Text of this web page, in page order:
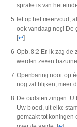
sprake is van het
let op het meervoud,
ook vandaag nog! De
[↩]
Opb. 8:2 En ik zag de
werden zeven
Openbaring nooit op
nog zal blijken, meer
De oudsten zingen: U
Uw bloed, uit elke
gemaakt tot koningen